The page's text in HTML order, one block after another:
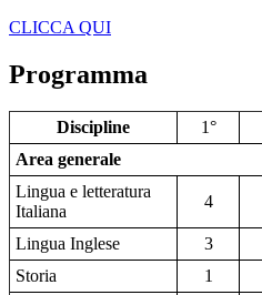
CLICCA QUI
Programma
Discipline 1°
Area generale
Lingua e letteratura
Italiana
4
Lingua Inglese 3
Storia
1